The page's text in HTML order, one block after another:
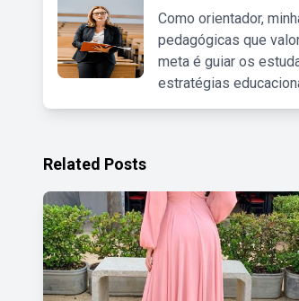
Como orientador,
pedagógicas que
meta é guiar os
estratégias
Related Posts